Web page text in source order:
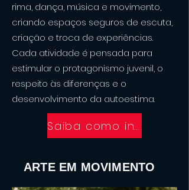
rima, dança, música e movimento,
criando espaços seguros de escuta,
criação e troca de experiências.
Cada atividade é pensada para
estimular o protagonismo juvenil, o
respeito às diferenças e o
desenvolvimento da autoestima.
Saiba como incentivar esse projeto
ARTE EM MOVIMENTO